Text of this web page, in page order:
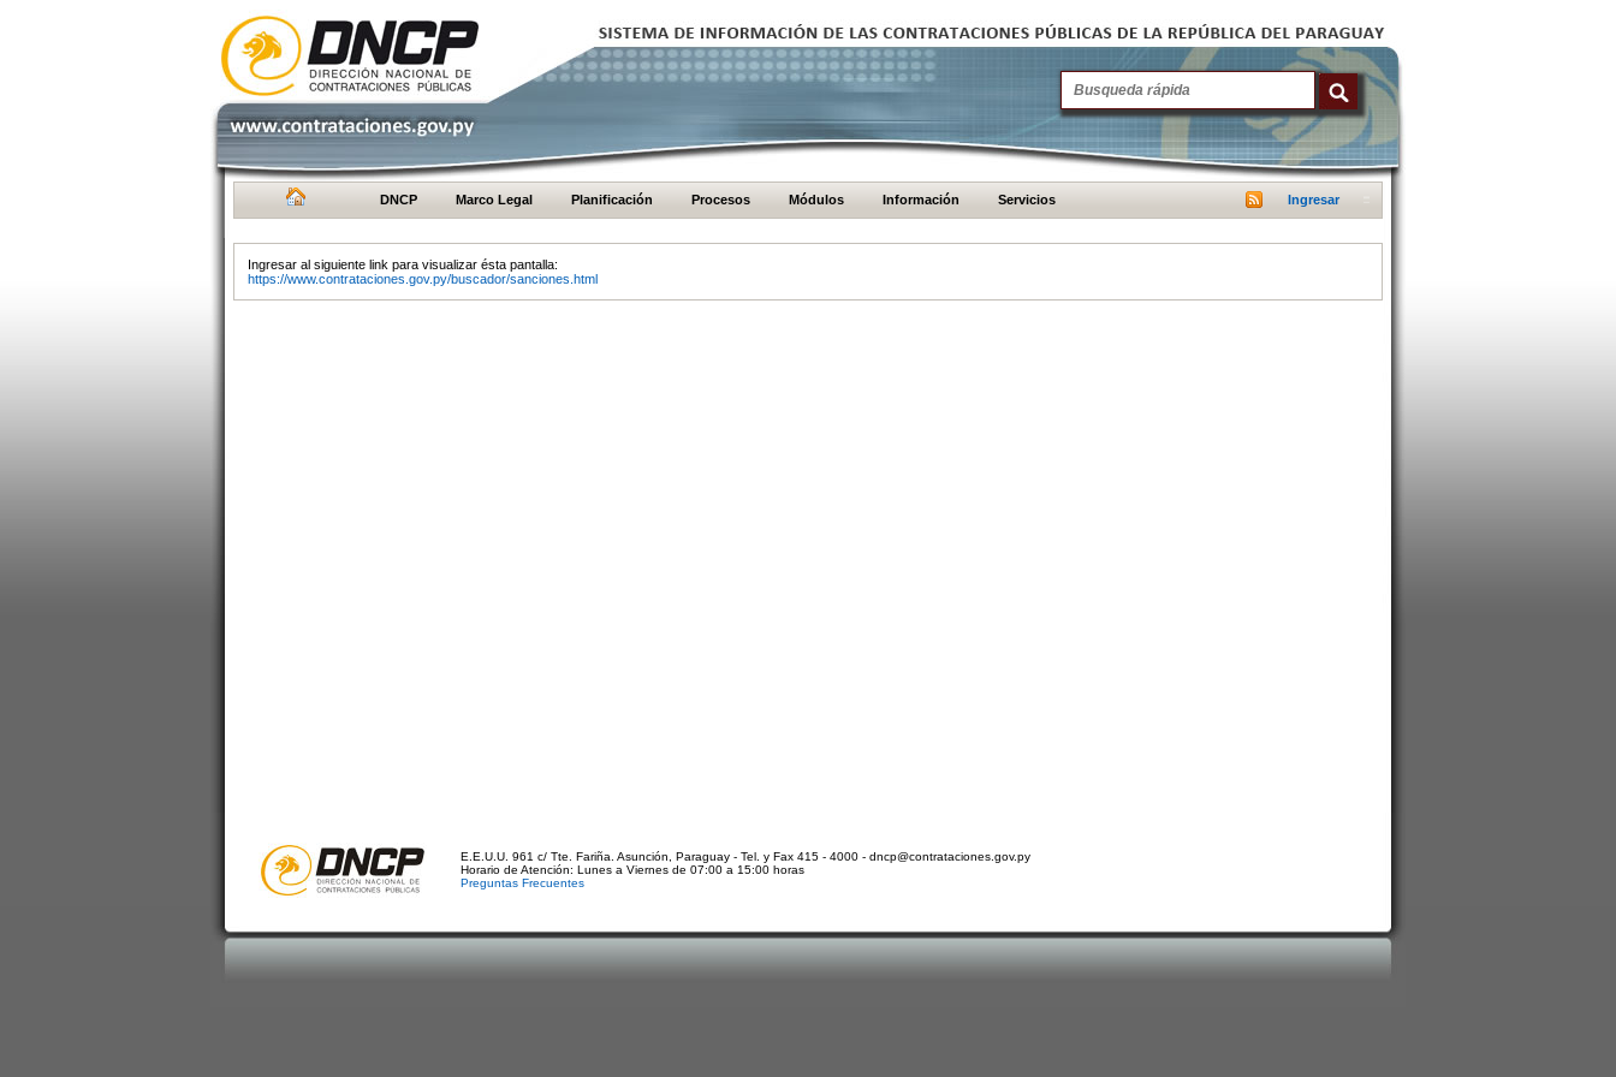
DNCP Marco Legal Planificación Procesos Módulos Información Servicios Ingresar
Ingresar al siguiente link para visualizar ésta pantalla:
https://www.contrataciones.gov.py/buscador/sanciones.html
E.E.U.U. 961 c/ Tte. Fariña. Asunción, Paraguay - Tel. y Fax 415 - 4000 - dncp@contrataciones.gov.py
Horario de Atención: Lunes a Viernes de 07:00 a 15:00 horas
Preguntas Frecuentes